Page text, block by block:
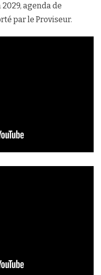
agenda de
par le Proviseur.